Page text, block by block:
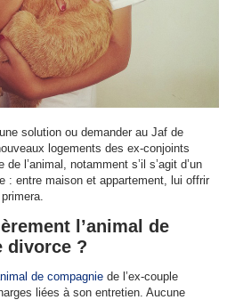
solution ou demander au Jaf de
logements des ex-conjoints
l’animal, notamment s’il s’agit d’un
: entre maison et appartement, lui offrir
l’animal de
divorce ?
de compagniede l’ex-couple
liées à son entretien. Aucune